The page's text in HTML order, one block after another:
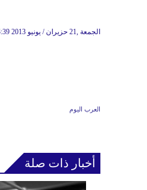
14:39 2013 الجمعة ,21 حزيران / يونيو
العرب اليوم
أخبار ذات صلة